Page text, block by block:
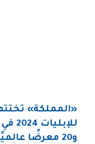
«المملكة»
و20 معرضًا عالميًا